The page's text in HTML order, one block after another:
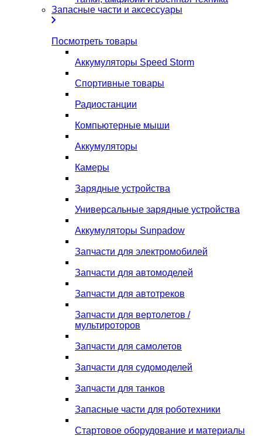
Запасные части и аксессуары
Посмотреть товары
Аккумуляторы Speed Storm
Спортивные товары
Радиостанции
Компьютерные мыши
Аккумуляторы
Камеры
Зарядные устройства
Универсальные зарядные устройства
Аккумуляторы Sunpadow
Запчасти для электромобилей
Запчасти для автомоделей
Запчасти для автотреков
Запчасти для вертолетов /
мультироторов
Запчасти для самолетов
Запчасти для судомоделей
Запчасти для танков
Запасные части для роботехники
Стартовое оборудование и материалы